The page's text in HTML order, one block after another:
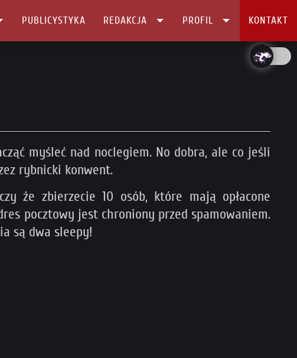
PUBLICYSTYKA REDAKCJA PROFIL KONTAKT
myśleć nad noclegiem. No dobra, ale co jeśli
rybnicki konwent.
że zbierzecie 10 osób, które mają opłacone
pocztowy jest chroniony przed spamowaniem.
są dwa sleepy!